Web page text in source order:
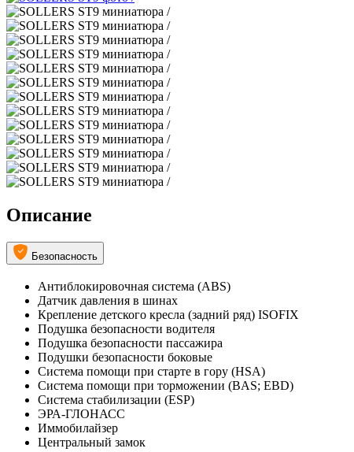
Описание
Безопасность
Антиблокировочная система (ABS)
Датчик давления в шинах
Крепление детского кресла (задний ряд) ISOFIX
Подушка безопасности водителя
Подушка безопасности пассажира
Подушки безопасности боковые
Система помощи при старте в гору (HSA)
Система помощи при торможении (BAS; EBD)
Система стабилизации (ESP)
ЭРА-ГЛОНАСС
Иммобилайзер
Центральный замок